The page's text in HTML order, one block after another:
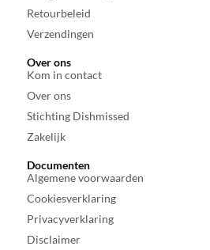
Retourbeleid
Verzendingen
Over ons
Kom in contact
Over ons
Stichting Dishmissed
Zakelijk
Documenten
Algemene voorwaarden
Cookiesverklaring
Privacyverklaring
Disclaimer